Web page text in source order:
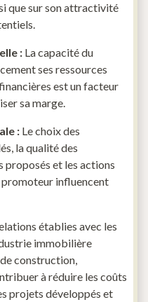
que sur son attractivité
: La capacité du
ses ressources
est un facteur
sa marge.
: Le choix des
la qualité des
et les actions
influencent
établies avec les
immobilière
construction,
à réduire les coûts
projets développés et